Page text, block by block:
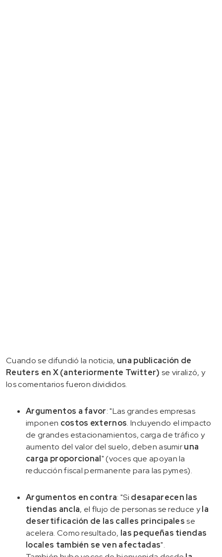
Cuando se difundió la noticia, una publicación de
Reuters en X (anteriormente Twitter) se viralizó, y
los comentarios fueron divididos.
Argumentos a favor: "Las grandes empresas
imponen costos externos. Incluyendo el impacto
de grandes estacionamientos, carga de tráfico y
aumento del valor del suelo, deben asumiruna
carga proporcional" (voces que apoyan la
reducción fiscal permanente para las pymes).
Argumentos en contra: "Si desaparecen las
tiendas ancla, el flujo de personas se reduce yla
desertificación de las calles principalesse
acelera. Como resultado, las pequeñas tiendas
locales también se ven afectadas".